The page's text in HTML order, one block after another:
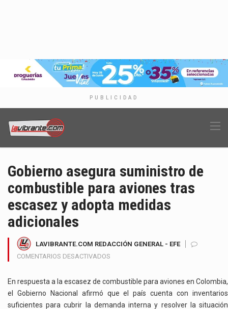
PUBLICIDAD
Gobierno asegura suministro de
combustible para aviones tras
escasez y adopta medidas
adicionales
LAVIBRANTE.COM REDACCIÓN GENERAL - EFE
COMENTARIOS DESACTIVADOS
ASEGURA
SUMINISTRO
DE
En respuesta a la escasez de combustible para aviones en Colombia,
el Gobierno Nacional afirmó que el país cuenta con inventarios
suficientes para cubrir la demanda interna y resolver la situación